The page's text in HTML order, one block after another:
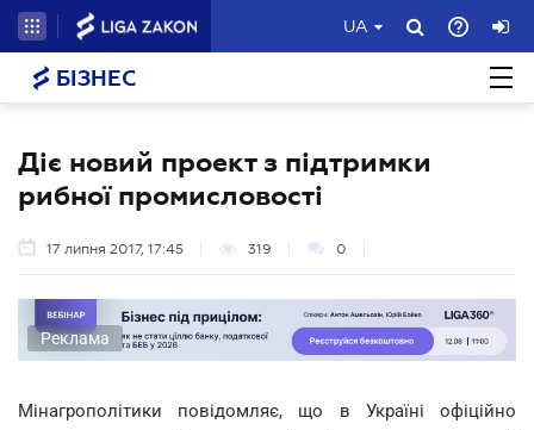
UA
БІЗНЕС
Діє новий проект з підтримки
рибної промисловості
17 липня 2017, 17:45 319 0
Реклама
Мінагрополітики повідомляє, що в Україні офіційно